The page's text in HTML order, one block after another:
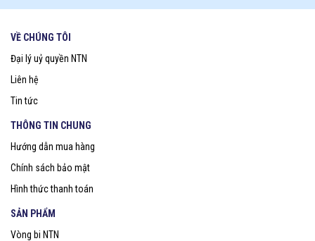
VỀ CHÚNG TÔI
Đại lý uỷ quyền NTN
Liên hệ
Tin tức
THÔNG TIN CHUNG
Hướng dẫn mua hàng
Chính sách bảo mật
Hình thức thanh toán
SẢN PHẨM
Vòng bi NTN